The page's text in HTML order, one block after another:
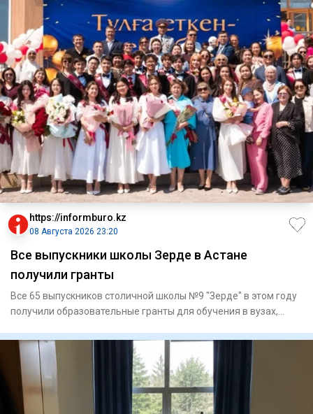
https://informburo.kz
08 Августа 2026 23:20
Все выпускники школы Зерде в Астане
получили гранты
Все 65 выпускников столичной школы №9 "Зерде" в этом году
получили образовательные гранты для обучения в вузах,